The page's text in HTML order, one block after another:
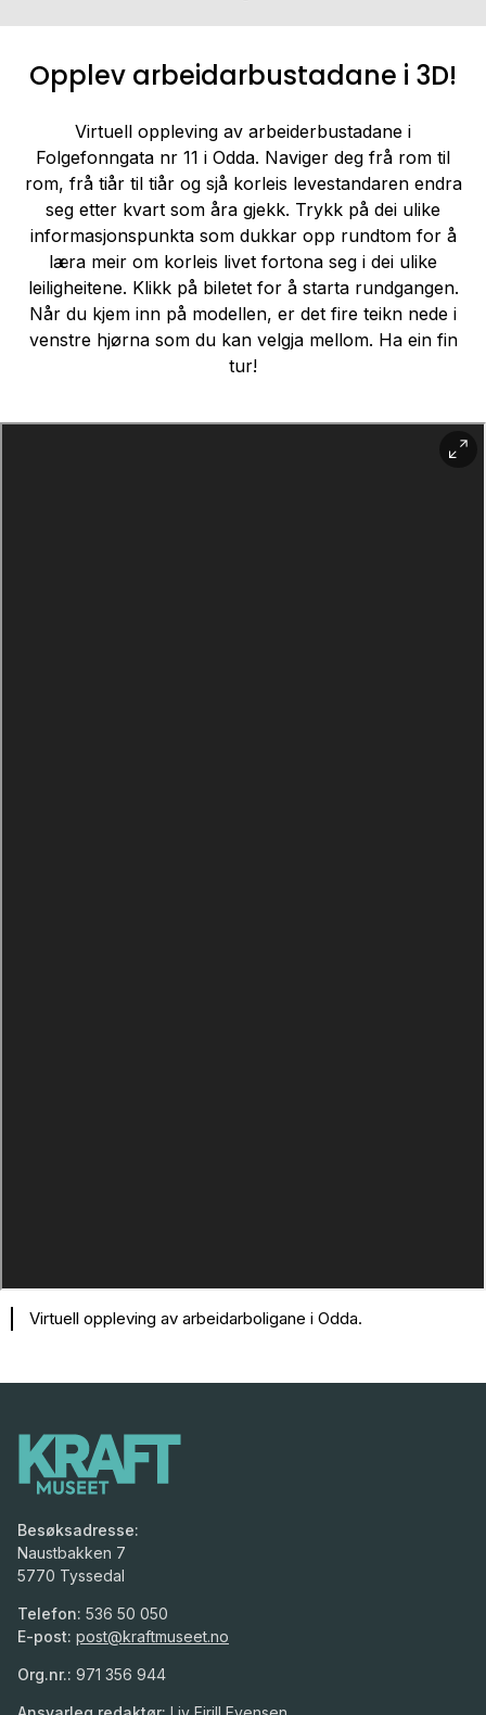
Opplev arbeidarbustadane i 3D!
Virtuell oppleving av arbeiderbustadane i
Folgefonngata nr 11 i Odda. Naviger deg frå rom til
rom, frå tiår til tiår og sjå korleis levestandaren endra
seg etter kvart som åra gjekk. Trykk på dei ulike
informasjonspunkta som dukkar opp rundtom for å
læra meir om korleis livet fortona seg i dei ulike
leiligheitene. Klikk på biletet for å starta rundgangen.
Når du kjem inn på modellen, er det fire teikn nede i
venstre hjørna som du kan velgja mellom. Ha ein fin
tur!
Virtuell oppleving av arbeidarboligane i Odda.
Besøksadresse:
Naustbakken 7
5770 Tyssedal
Telefon: 536 50 050
E-post: post@kraftmuseet.no
Org.nr.: 971 356 944